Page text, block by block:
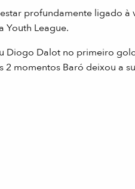
profundamente ligado
Youth League.
Diogo Dalot no primeiro
2 momentos Baró deixou a